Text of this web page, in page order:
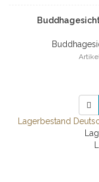
Lagerbestand